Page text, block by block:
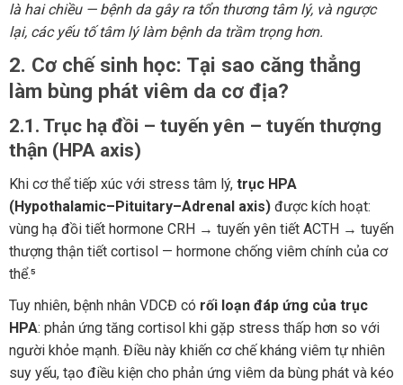
là hai chiều — bệnh da gây ra tổn thương tâm lý, và ngược
lại, các yếu tố tâm lý làm bệnh da trầm trọng hơn.
2. Cơ chế sinh học: Tại sao căng thẳng
làm bùng phát viêm da cơ địa?
2.1. Trục hạ đồi – tuyến yên – tuyến thượng
thận (HPA axis)
Khi cơ thể tiếp xúc với stress tâm lý, trục HPA
(Hypothalamic–Pituitary–Adrenal axis)được kích hoạt:
vùng hạ đồi tiết hormone CRH → tuyến yên tiết ACTH → tuyến
thượng thận tiết cortisol — hormone chống viêm chính của cơ
thể.⁵
Tuy nhiên, bệnh nhân VDCĐ có rối loạn đáp ứng của trục
HPA: phản ứng tăng cortisol khi gặp stress thấp hơn so với
người khỏe mạnh. Điều này khiến cơ chế kháng viêm tự nhiên
suy yếu, tạo điều kiện cho phản ứng viêm da bùng phát và kéo